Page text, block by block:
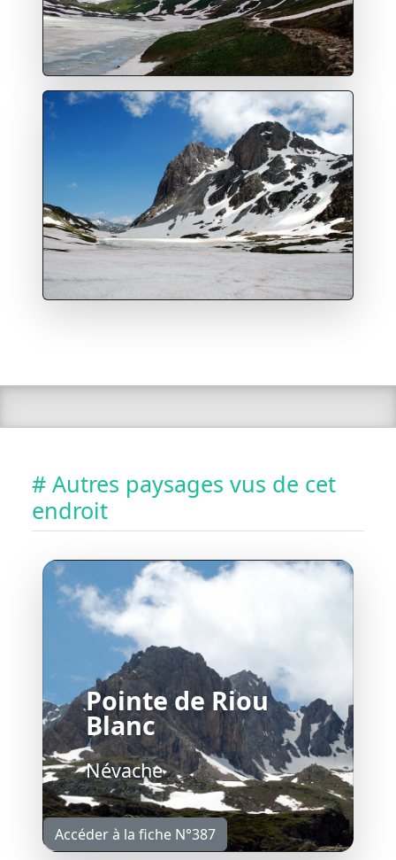
# Autres paysages vus de cet
endroit
Pointe de Riou
Blanc
Névache
Accéder à la fiche N°387